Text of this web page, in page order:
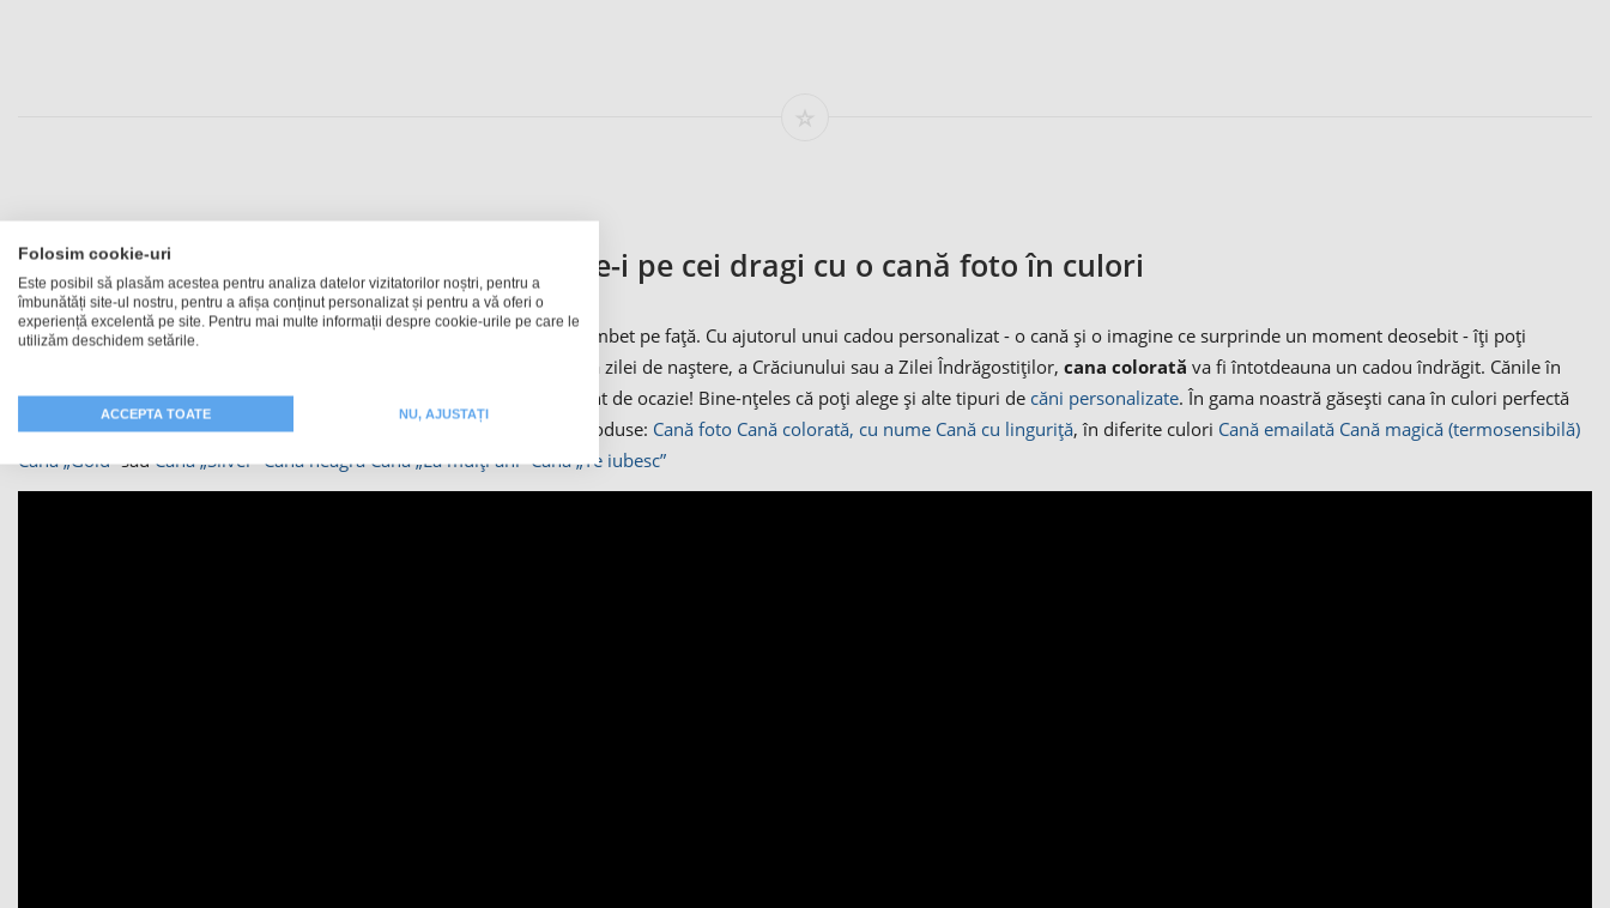
Surprinde-i pe cei dragi cu o cană foto în culori
Cănile în culori aduc până și celui mai morocănos om cel mai mare zâmbet pe față. Cu ajutorul unui cadou personalizat - o cană și o imagine ce surprinde un moment deosebit - îți poți
surprinde prietenii sau colegii. Indiferent dacă alegi să o oferi cu ocazia zilei de naștere, a Crăciunului sau a Zilei Îndrăgostiților, cana colorată va fi întotdeauna un cadou îndrăgit. Cănile în
culori, inscripționate cu fotografia ta preferată, sunt apreciate indiferent de ocazie! Bine-nțeles că poți alege și alte tipuri de căni personalizate. În gama noastră găsești cana în culori perfectă
pentru orice ocazie și orice persoană. Poți alege dintre următoarele produse: Cană foto Cană colorată, cu nume Cană cu linguriță, în diferite culori Cană emailată Cană magică (termosensibilă)
Cană „Gold”sauCană „Silver” Cană neagră Cană „La mulți ani” Cană „Te iubesc”
Folosim cookie-uri
Este posibil să plasăm acestea pentru analiza datelor vizitatorilor noștri, pentru a
îmbunătăți site-ul nostru, pentru a afișa conținut personalizat și pentru a vă oferi o
experiență excelentă pe site. Pentru mai multe informații despre cookie-urile pe care le
utilizăm deschidem setările.
ACCEPTA TOATE NU, AJUSTAȚI